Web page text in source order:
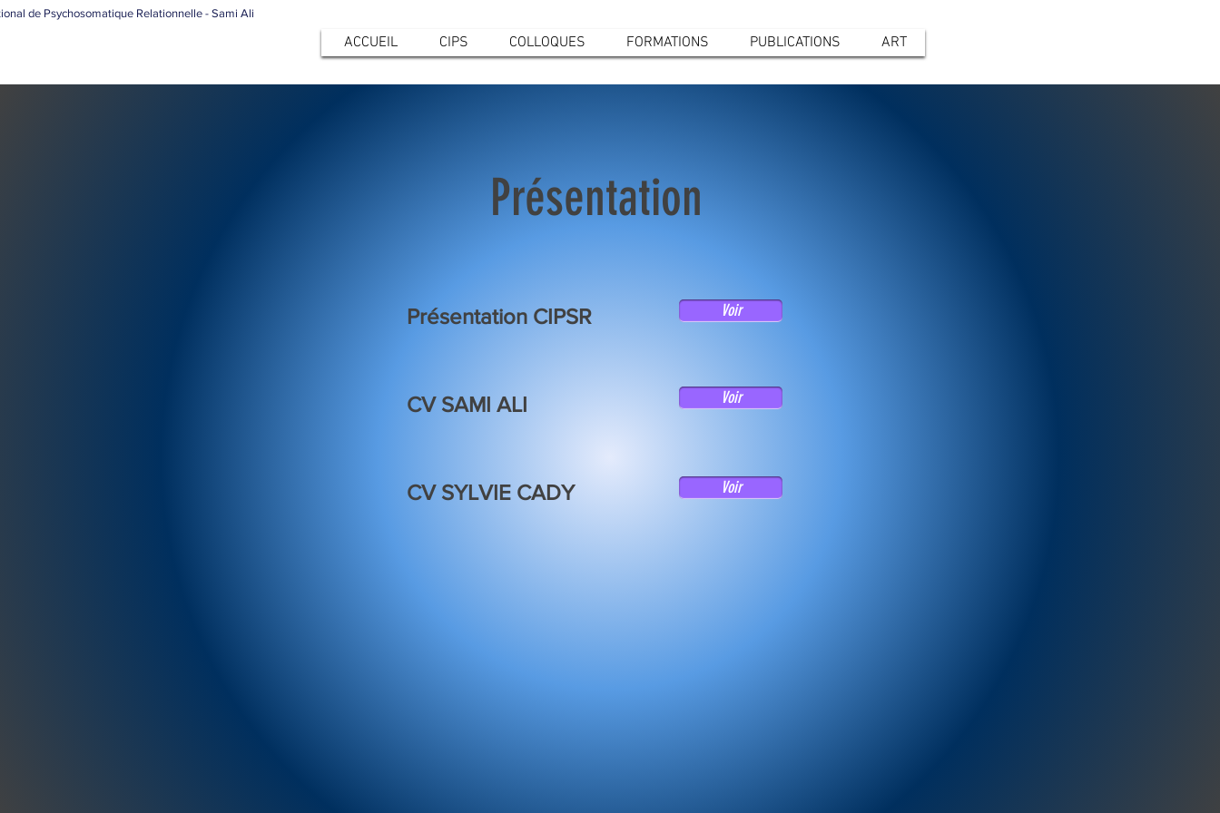
ACCUEIL CIPS COLLOQUES FORMATIONS PUBLICATIONS ART
de Psychosomatique Relationnelle - Sami Ali
Présentation
Présentation CIPSR
CV SAMI ALI
CV SYLVIE CADY
Voir
Voir
Voir